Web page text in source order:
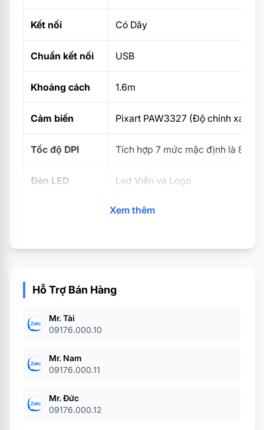
Kết nối Có Dây
Chuẩn kết nối USB
Khoảng cách 1.6m
Cảm biến Pixart PAW3327 (Độ chính xác
Tốc độ DPI Tích hợp 7 mức mặc định là 800
Đèn LED Led Viền và Logo
Nhựa UV
Màu sắc
Bảo hành
Xem thêm
Hỗ Trợ Bán Hàng
Mr. Tài
09176.000.10
Mr. Nam
09176.000.11
Mr. Đức
09176.000.12